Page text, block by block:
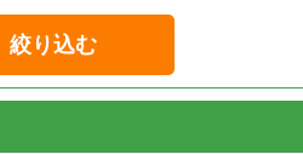
絞り込む